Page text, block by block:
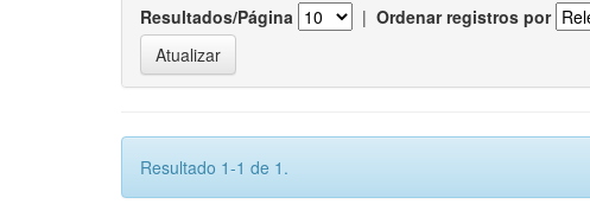
Resultados/Página | Ordenar registros por
Resultado 1-1 de 1.